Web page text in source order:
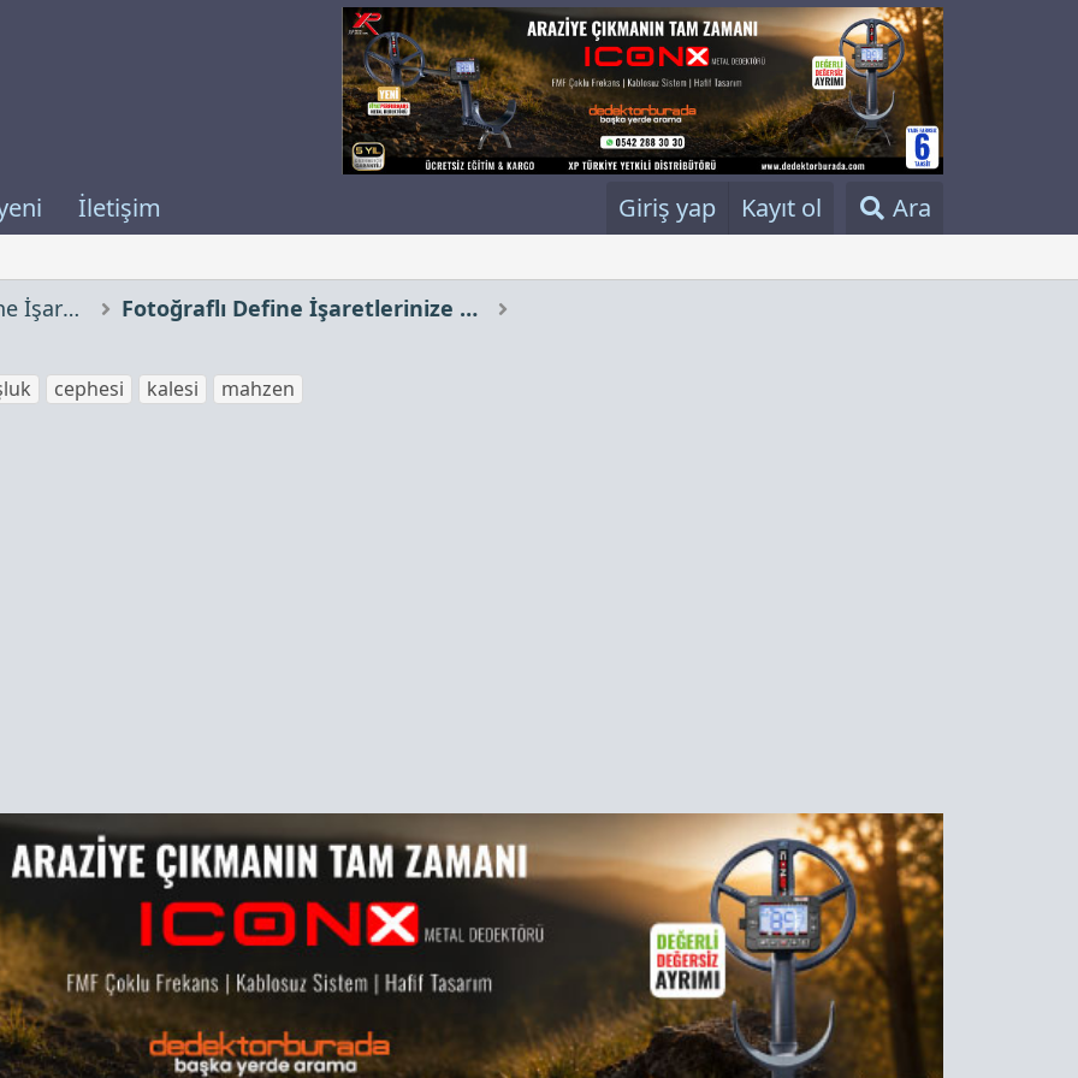
İletişim Giriş yap Kayıt ol Ara
Çözümünü İstediğiniz Define İşaretleri Fotoğraflı Define İşaretlerinize Yorumlar
cephesi kalesi mahzen